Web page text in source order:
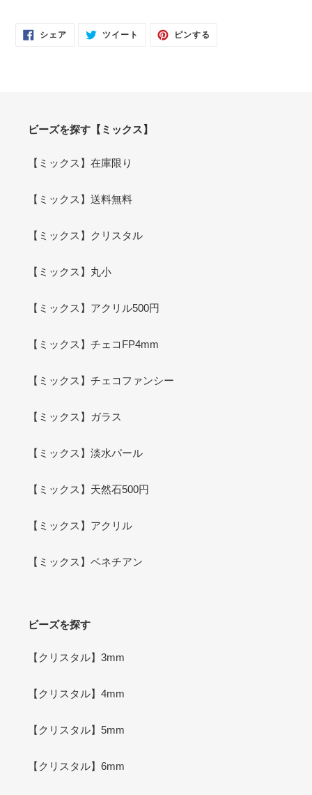
シェアFACEBOOKツイート
TWITTERピンする
ビーズを探す【ミックス】
【ミックス】在庫限り
【ミックス】送料無料
【ミックス】クリスタル
【ミックス】丸小
【ミックス】アクリル500円
【ミックス】チェコFP4mm
【ミックス】チェコファンシー
【ミックス】ガラス
【ミックス】淡水パール
【ミックス】天然石500円
【ミックス】アクリル
【ミックス】ベネチアン
ビーズを探す
【クリスタル】3mm
【クリスタル】4mm
【クリスタル】5mm
【クリスタル】6mm